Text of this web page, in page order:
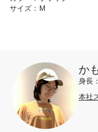
サイズ：M
か
身長
本社